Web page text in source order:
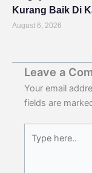
Kurang Baik Di
August 6, 2026
Leave a
Your email
fields are
here..